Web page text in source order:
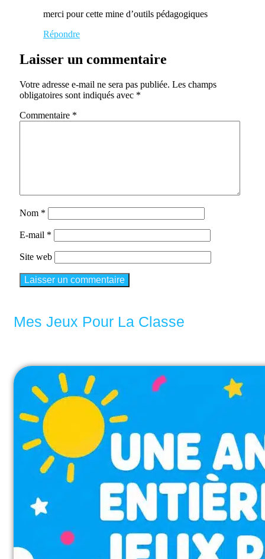
merci pour cette mine d’outils pédagogiques
Répondre
Laisser un commentaire
Votre adresse e-mail ne sera pas publiée. Les champs
obligatoires sont indiqués avec *
Commentaire *
Nom *
E-mail *
Site web
Mes Jeux Pour La Classe